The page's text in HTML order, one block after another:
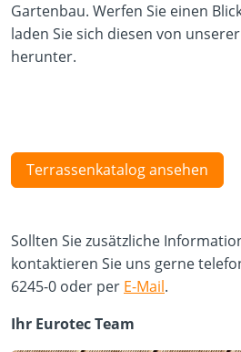
Gartenbau. Werfen Sie einen
laden Sie sich diesen von
herunter.
Terrassenkatalog ansehen
Sollten Sie zusätzliche
kontaktieren Sie uns gerne
6245-0 oder per E-Mail.
Ihr Eurotec Team